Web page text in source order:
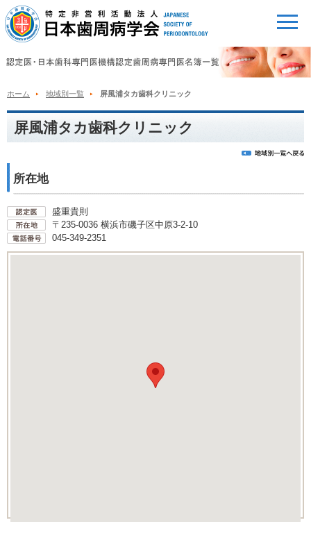
ホーム 地域別一覧 屏風浦タカ歯科クリニック
屏風浦タカ歯科クリニック
所在地
盛重貴則
〒235-0036 横浜市磯子区中原3-2-10
045-349-2351